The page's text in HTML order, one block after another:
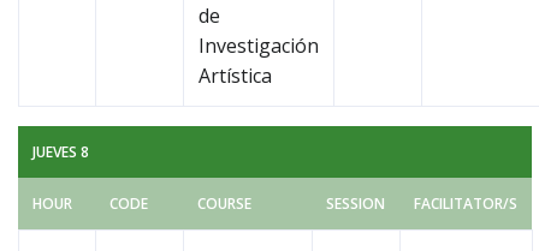
de
Investigación
Artística
JUEVES 8
HOUR CODE COURSE SESSION FACILITATOR/S